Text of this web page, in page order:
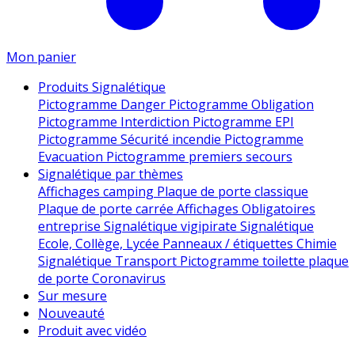
Mon panier
Produits Signalétique
Pictogramme Danger Pictogramme Obligation
Pictogramme Interdiction Pictogramme EPI
Pictogramme Sécurité incendie Pictogramme
Evacuation Pictogramme premiers secours
Signalétique par thèmes
Affichages camping Plaque de porte classique
Plaque de porte carrée Affichages Obligatoires
entreprise Signalétique vigipirate Signalétique
Ecole, Collège, Lycée Panneaux / étiquettes Chimie
Signalétique Transport Pictogramme toilette plaque
de porte Coronavirus
Sur mesure
Nouveauté
Produit avec vidéo